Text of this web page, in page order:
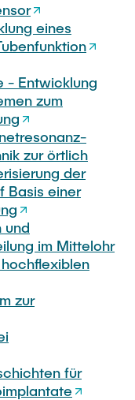
eines
- Entwicklung
zum
zur örtlich
der
Basis einer
und
im Mittelohr
zur
für